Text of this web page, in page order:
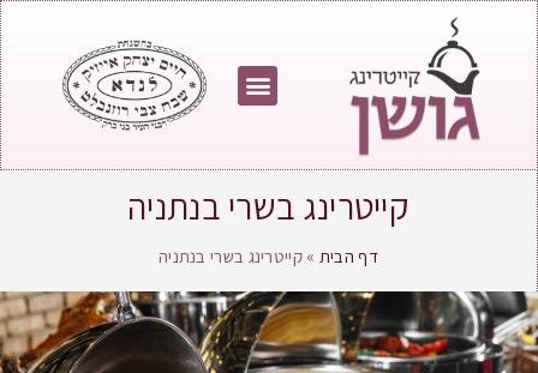
קייטרינג בשרי בנתניה
דף הבית »קייטרינג בשרי בנתניה